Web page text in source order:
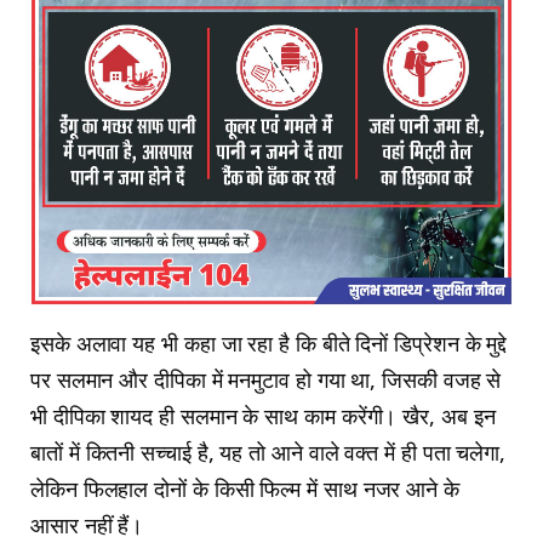
इसके अलावा यह भी कहा जा रहा है कि बीते दिनों डिप्रेशन के मुद्दे
पर सलमान और दीपिका में मनमुटाव हो गया था, जिसकी वजह से
भी दीपिका शायद ही सलमान के साथ काम करेंगी। खैर, अब इन
बातों में कितनी सच्चाई है, यह तो आने वाले वक्त में ही पता चलेगा,
लेकिन फिलहाल दोनों के किसी फिल्म में साथ नजर आने के
आसार नहीं हैं।